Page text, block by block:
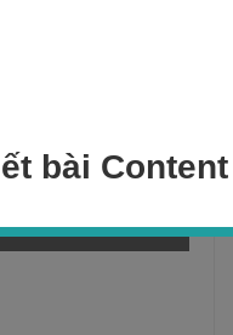
bài Content